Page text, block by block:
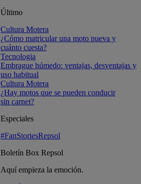
Último
Cultura Motera
¿Cómo matricular una moto nueva y
cuánto cuesta?
Tecnologia
Embrague húmedo: ventajas, desventajas y
uso habitual
Cultura Motera
¿Hay motos que se pueden conducir
sin carnet?
Especiales
#FanStoriesRepsol
Boletín Box Repsol
Aquí empieza la emoción.